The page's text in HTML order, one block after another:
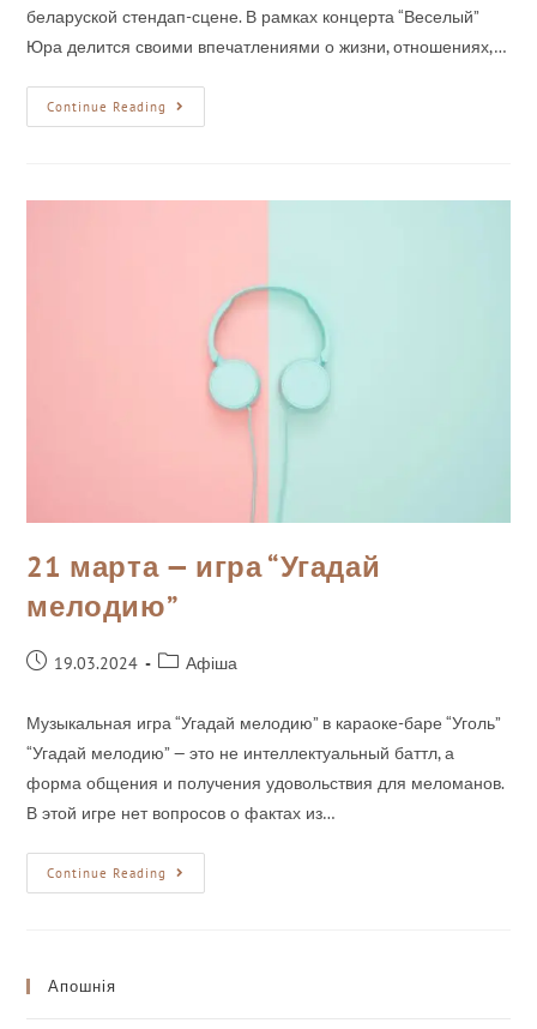
беларуской стендап-сцене. В рамках концерта “Веселый”
Юра делится своими впечатлениями о жизни, отношениях,…
Continue Reading
21 марта — игра “Угадай
мелодию”
19.03.2024 Афіша
Музыкальная игра “Угадай мелодию” в караоке-баре “Уголь”
“Угадай мелодию” — это не интеллектуальный баттл, а
форма общения и получения удовольствия для меломанов.
В этой игре нет вопросов о фактах из…
Continue Reading
Апошнія